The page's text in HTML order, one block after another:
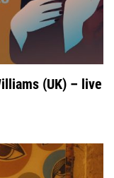
(UK) – live